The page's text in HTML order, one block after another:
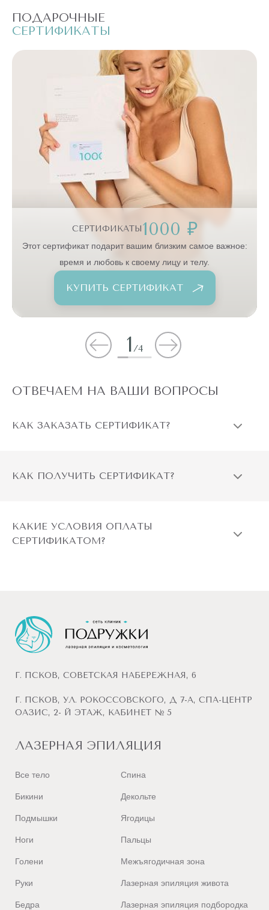
ПОДАРОЧНЫЕ
СЕРТИФИКАТЫ
СЕРТИФИКАТЫ1000 ₽
Этот сертификат подарит вашим близким самое важное:
время и любовь к своему лицу и телу.
КУПИТЬ СЕРТИФИКАТ
1/4
ОТВЕЧАЕМ НА ВАШИ ВОПРОСЫ
КАК ЗАКАЗАТЬ СЕРТИФИКАТ?
КАК ПОЛУЧИТЬ СЕРТИФИКАТ?
КАКИЕ УСЛОВИЯ ОПЛАТЫ
СЕРТИФИКАТОМ?
Г. ПСКОВ, СОВЕТСКАЯ НАБЕРЕЖНАЯ, 6
Г. ПСКОВ, УЛ. РОКОССОВСКОГО, Д 7-А, СПА-ЦЕНТР
ОАЗИС, 2- Й ЭТАЖ, КАБИНЕТ № 5
ЛАЗЕРНАЯ ЭПИЛЯЦИЯ
Все тело
Бикини
Подмышки
Ноги
Голени
Руки
Бедра
Спина
Декольте
Ягодицы
Пальцы
Межъягодичная зона
Лазерная эпиляция живота
Лазерная эпиляция подбородка